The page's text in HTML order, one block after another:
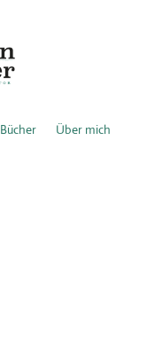
Bücher
Über mich